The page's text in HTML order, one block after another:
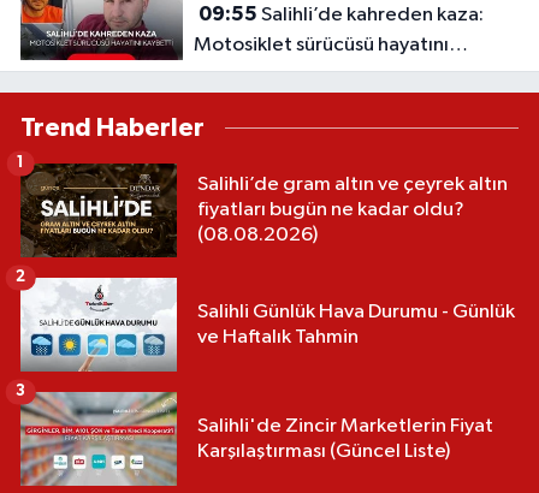
09:55
Motosiklet sürücüsü hayatını
kaybetti
Trend Haberler
Salihli’de gram altın ve çeyrek altın
fiyatları bugün ne kadar oldu?
(08.08.2026)
1
Salihli Günlük Hava Durumu - Günlük
ve Haftalık Tahmin
2
Salihli'de Zincir Marketlerin Fiyat
Karşılaştırması (Güncel Liste)
3